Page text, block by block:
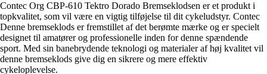
Contec Org CBP-610 Tektro Dorado Bremseklodsen er et produkt i
topkvalitet, som vil være en vigtig tilføjelse til dit cykeludstyr. Contec
Denne bremseklods er fremstillet af det berømte mærke og er specielt
designet til amatører og professionelle inden for denne spændende
sport. Med sin banebrydende teknologi og materialer af høj kvalitet vil
denne bremseklods give dig en sikrere og mere effektiv
cykeloplevelse.